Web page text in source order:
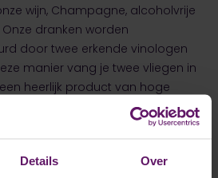
Details Over
wijn, Champagne, alcoholvrije
dranken worden
door twee erkende vinologen
manier vang je twee vliegen in
heerlijk product van hoge
persoonlijk cadeau.